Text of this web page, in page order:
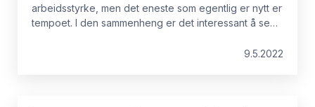
arbeidsstyrke, men det eneste som egentlig er nytt er
tempoet. I den sammenheng er det interessant å se
digitale landskap, og hvor prioriteringene deres9.5.2022